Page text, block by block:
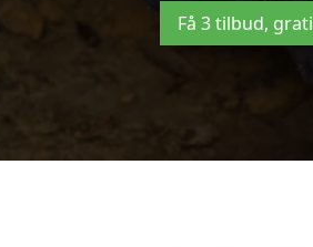
Få 3 tilbud,